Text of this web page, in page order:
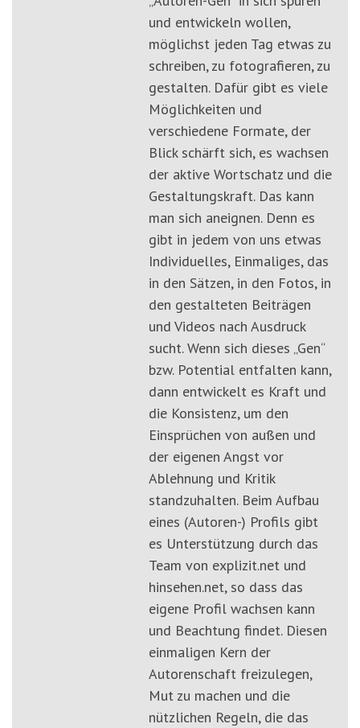
und entwickeln wollen,
möglichst jeden Tag etwas zu
schreiben, zu fotografieren, zu
gestalten. Dafür gibt es viele
Möglichkeiten und
verschiedene Formate, der
Blick schärft sich, es wachsen
der aktive Wortschatz und die
Gestaltungskraft. Das kann
man sich aneignen. Denn es
gibt in jedem von uns etwas
Individuelles, Einmaliges, das
in den Sätzen, in den Fotos, in
den gestalteten Beiträgen
und Videos nach Ausdruck
sucht. Wenn sich dieses „Gen“
bzw. Potential entfalten kann,
dann entwickelt es Kraft und
die Konsistenz, um den
Einsprüchen von außen und
der eigenen Angst vor
Ablehnung und Kritik
standzuhalten. Beim Aufbau
eines (Autoren-) Profils gibt
es Unterstützung durch das
Team von explizit.net und
hinsehen.net, so dass das
eigene Profil wachsen kann
und Beachtung findet. Diesen
einmaligen Kern der
Autorenschaft freizulegen,
Mut zu machen und die
nützlichen Regeln, die das